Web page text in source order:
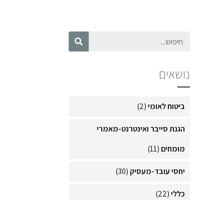
נושאים
ביטוח לאומי(2)
הגנת סייבר ואינטרנט-מאמרי
מומחים (11)
יחסי עובד-מעסיק (30)
כללי(22)